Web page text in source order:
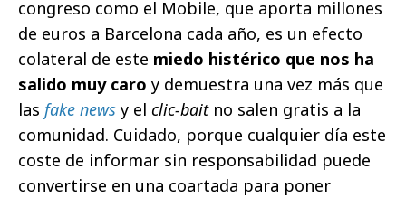
congreso como el Mobile, que aporta millones
de euros a Barcelona cada año, es un efecto
colateral de este miedo histérico que nos ha
salido muy caro y demuestra una vez más que
las fake news y el clic-baitno salen gratis a la
comunidad. Cuidado, porque cualquier día este
coste de informar sin responsabilidad puede
convertirse en una coartada para poner